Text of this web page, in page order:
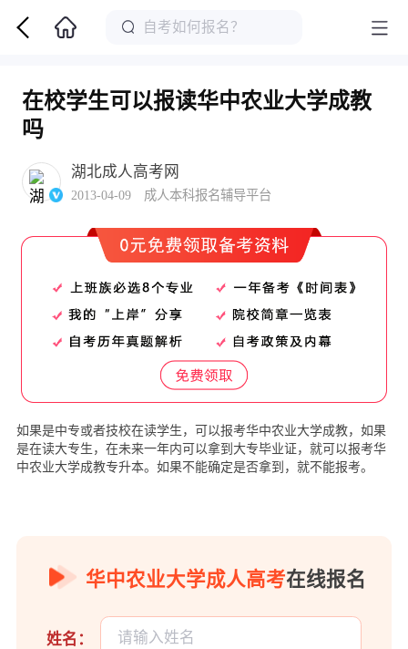
在校学生可以报读华中农业大学成教
吗
湖北成人高考网
2013-04-09 成人本科报名辅导平台
如果是中专或者技校在读学生，可以报考华中农业大学成教，如果
是在读大专生，在未来一年内可以拿到大专毕业证，就可以报考华
中农业大学成教专升本。如果不能确定是否拿到，就不能报考。
华中农业大学成人高考在线报名
姓名：